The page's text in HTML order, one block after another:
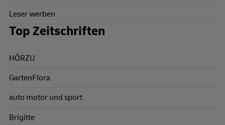
Leser werben
Top Zeitschriften
HÖRZU
GartenFlora
auto motor und sport
Brigitte